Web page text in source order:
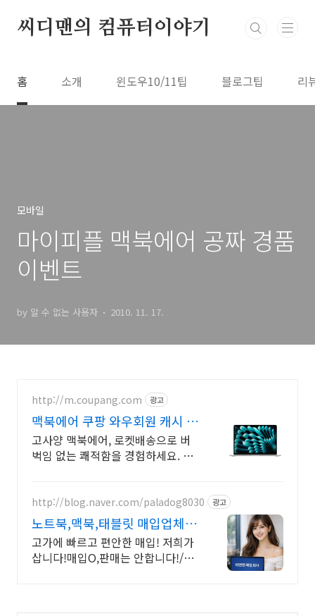
씨디맨의 컴퓨터이야기
홈 소개 윈도우10/11팁 블로그팁 리
모바일
마이피플 맥북에어 공짜 경품
이벤트
by 알 수 없는 사용자 2010. 11. 17.
http://m.coupang.com 광고
맥북에어 쿠팡 와우회원 캐시 적
립도
고사양 맥북에어, 로켓배송으로 버
벅임 없는 쾌적함을 경험하세요. 끊
http://blog.naver.com/paladog8030 광고
노트북,맥북,태블릿 매입업체
저희가 삽니다! 매입O판매X
고가에 빠르고 편안한 매입! 저희가
삽니다!매입O,판매는 안합니다!/17